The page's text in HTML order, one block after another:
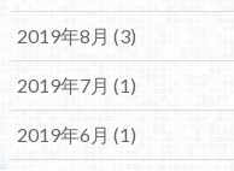
2019年8月 (3)
2019年7月 (1)
2019年6月 (1)